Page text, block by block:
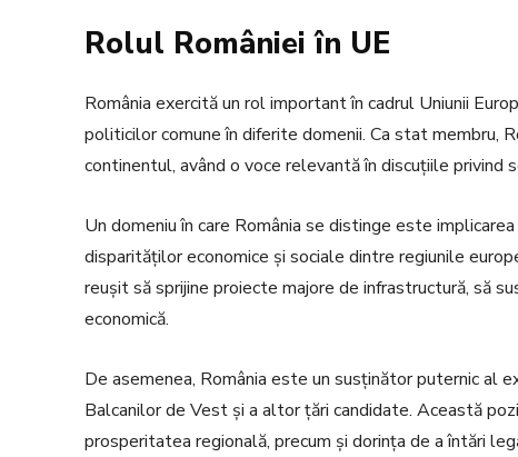
Rolul României în UE
România exercită un rol important în cadrul Uniunii
politicilor comune în diferite domenii. Ca stat membru,
continentul, având o voce relevantă în discuțiile privind
Un domeniu în care România se distinge este
disparităților economice și sociale dintre regiunile
reușit să sprijine proiecte majore de infrastructură, să
economică.
De asemenea, România este un susținător puternic al
Balcanilor de Vest și a altor țări candidate. Această
prosperitatea regională, precum și dorința de a întări